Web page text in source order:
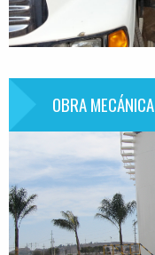
OBRA MECÁNICA